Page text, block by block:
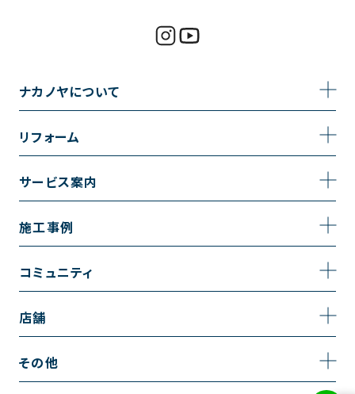
ナカノヤについて
採用情報
リフォーム
トイレのリフォーム
キッチンのリフォーム
リノベーション
内装のリフォーム
サービス案内
サービスの流れ
施工事例
施工事例一覧
お風呂の施工事例
コミュニティ
コミュニティ
お知らせ
店舗
越谷店
その他